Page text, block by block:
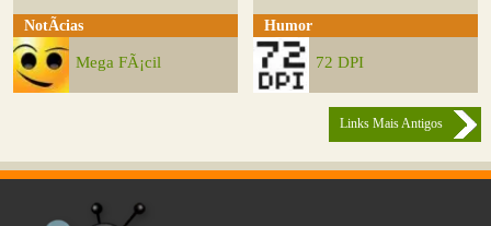
NotÃ­cias
Mega FÃ¡cil
Humor
72 DPI
Links Mais Antigos